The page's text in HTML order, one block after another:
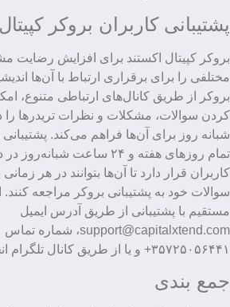
پشتیبانی کاربران بروکر
بروکر کپیتال اکستند برای افزایش رضایت
مختلفی را برای برقراری ارتباط با آن‌ها
بروکر از طریق کانال‌های ارتباطی متنوع،
کردن سوالات، مشکلات و نظرات تریدرها را
شبانه روز برای آن‌ها فراهم می‌کند. پشتیبانی
تمام روزهای هفته و ۲۴ ساعت
کاربران قرار دارد تا آن‌ها بتوانند در هر
سوالات خود به پشتیبانی بروکر مراجعه کنند.
مستقیم با پشتیبانی از طریق آدرس ایمیل
support@capitalxtend.com، شماره تماس
۳۵۷۲۵۰۵۶۴۴۱+ و یا از طریق کانال تلگرام انجام می‌شود.
جمع بندی